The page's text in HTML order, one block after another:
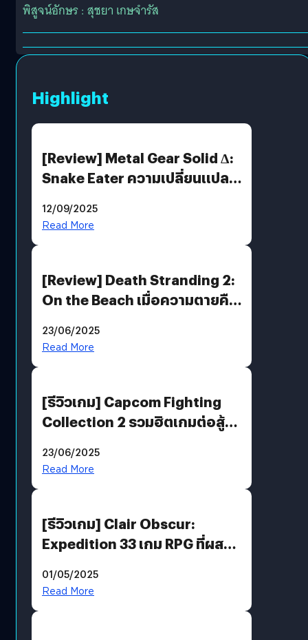
พิสูจน์อักษร : สุชยา เกษจำรัส
Highlight
[Review] Metal Gear Solid Δ:
Snake Eater ความเปลี่ยนแปลง
12/09/2025
Read More
[Review] Death Stranding 2:
On the Beach เมื่อความตายคือ
พันธะสุดท้ายของมนุษย์
23/06/2025
Read More
[รีวิวเกม] Capcom Fighting
Collection 2 รวมฮิตเกมต่อสู้ใน
23/06/2025
Read More
[รีวิวเกม] Clair Obscur:
Expedition 33 เกม RPG ที่ผสาน
ได้ลงตัว
01/05/2025
Read More